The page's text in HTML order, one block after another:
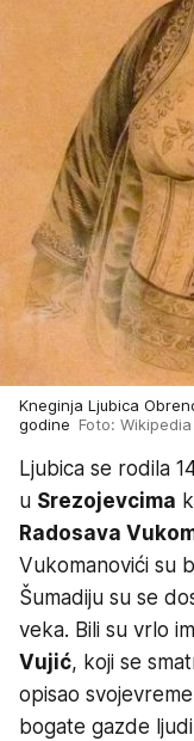
Kneginja Ljubica
godine Foto:
Ljubica se rodila
u Srezojevcima
Radosava
Vukomanovići su
Šumadiju su se
veka. Bili su vrlo
Vujić, koji se
opisao
bogate gazde